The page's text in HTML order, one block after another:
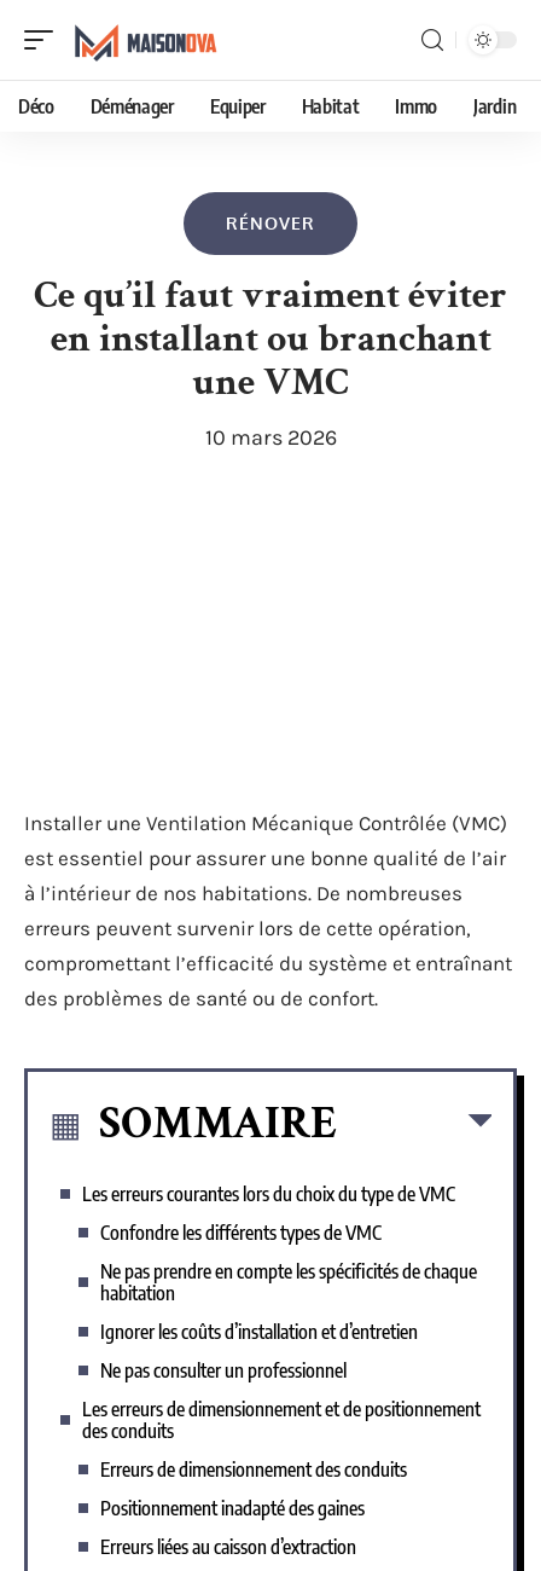
Déco Déménager Equiper Habitat Immo Jardin
RÉNOVER
Ce qu’il faut vraiment éviter
en installant ou branchant
une VMC
10 mars 2026
Installer une Ventilation Mécanique Contrôlée (VMC)
est essentiel pour assurer une bonne qualité de l’air
à l’intérieur de nos habitations. De nombreuses
erreurs peuvent survenir lors de cette opération,
compromettant l’efficacité du système et entraînant
des problèmes de santé ou de confort.
SOMMAIRE
Les erreurs courantes lors du choix du type de VMC
Confondre les différents types de VMC
Ne pas prendre en compte les spécificités de chaque
habitation
Ignorer les coûts d’installation et d’entretien
Ne pas consulter un professionnel
Les erreurs de dimensionnement et de positionnement
des conduits
Erreurs de dimensionnement des conduits
Positionnement inadapté des gaines
Erreurs liées au caisson d’extraction